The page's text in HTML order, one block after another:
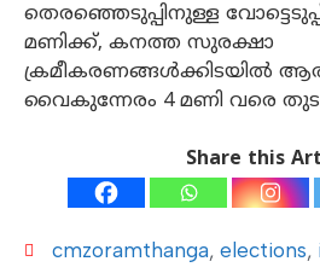
തെരഞ്ഞെടുപ്പിനുള്ള
മണിക്ക്, കനത്ത സുരക്ഷാ
ക്രമീകരണങ്ങള്‍ക്കിടയില്‍
വൈകുന്നേരം 4 മണി വരെ
Share this
cmzoramthanga, elections,